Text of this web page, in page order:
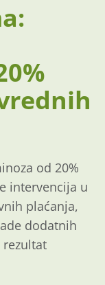
od 20%
intervencija u
plaćanja,
dodatnih